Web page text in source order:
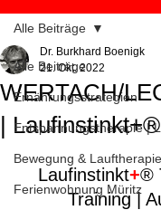
Alle Beiträge
Ernährungsstrategien
Entspannungstherapie |
Bewegung & Lauftherapie
Ferienwohnung Müritz
Alle Beiträge
WERTACH/
|
Dr. Burkhard Boenigk
21. Okt. 2022
Laufinstinkt+®
Training |